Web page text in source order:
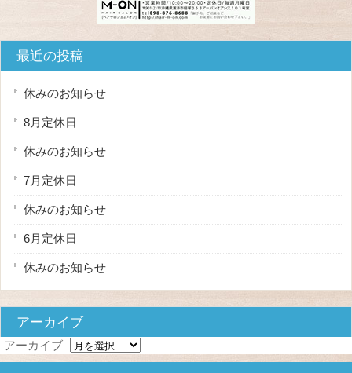
最近の投稿
休みのお知らせ
8月定休日
休みのお知らせ
7月定休日
休みのお知らせ
6月定休日
休みのお知らせ
アーカイブ
アーカイブ